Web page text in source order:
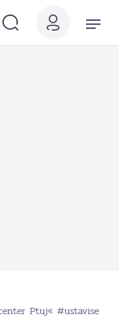
Ptuj« #ustavise